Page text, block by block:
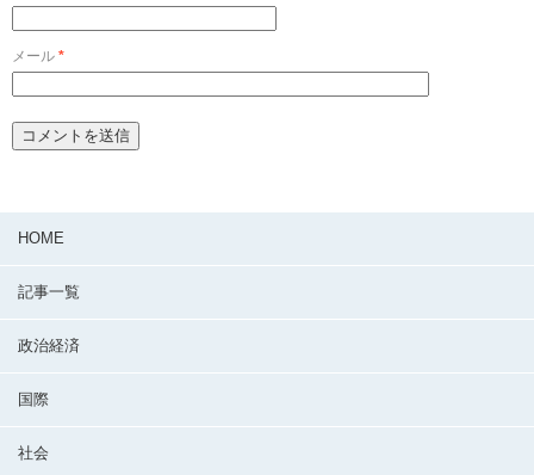
メール *
HOME
記事一覧
政治経済
国際
社会